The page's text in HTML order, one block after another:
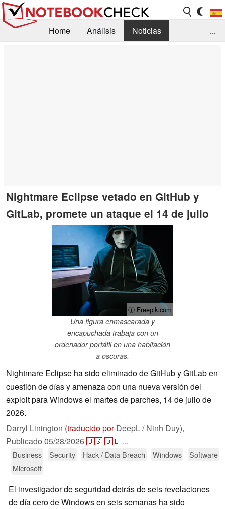
Home Análisis
Noticias
...
Nightmare Eclipse vetado en GitHub y
GitLab, promete un ataque el 14 de julio
ⓘ Freepik.com
Una figura enmascarada y
encapuchada trabaja con un
ordenador portátil en una habitación
a oscuras.
Nightmare Eclipse ha sido eliminado de GitHub y GitLab en
cuestión de días y amenaza con una nueva versión del
exploit para Windows el martes de parches, 14 de julio de
2026.
Darryl Linington (traducido porDeepL / Ninh Duy),
Publicado 05/28/2026🇺🇸🇩🇪 ...
Business Security Hack / Data Breach Windows
Software
Microsoft
El investigador de seguridad detrás de seis revelaciones
de día cero de Windows en seis semanas ha sido